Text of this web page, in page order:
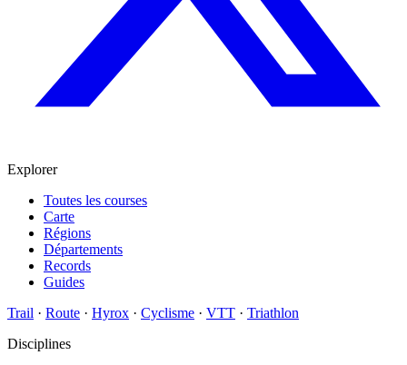
Explorer
Toutes les courses
Carte
Régions
Départements
Records
Guides
Trail · Route · Hyrox · Cyclisme · VTT · Triathlon
Disciplines